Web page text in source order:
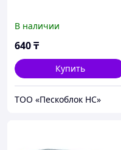
В наличии
640₸
Купить
ТОО «Пескоблок НС»